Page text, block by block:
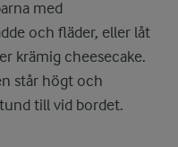
med
och fläder, eller låt
krämig cheesecake.
står högt och
till vid bordet.